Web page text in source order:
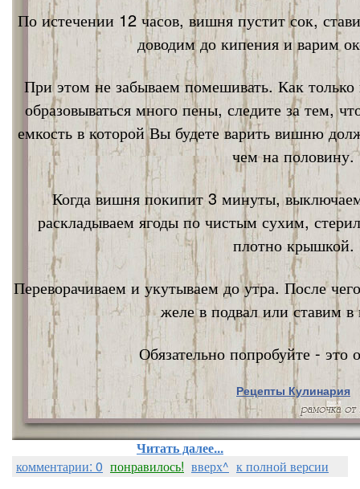
По истечении 12 часов, вишня пустит сок,
доводим до кипения и варим
При этом не забываем помешивать. Как
образовываться много пены, следите за тем,
емкость в которой Вы будете варить вишню
чем на половину.
Когда вишня покипит 3 минуты,
раскладываем ягоды по чистым сухим,
плотно крышкой.
Переворачиваем и укутываем до утра. После
желе в подвал или ставим в
Обязательно попробуйте - это
Рецепты Кулинария
Nata Vi
Читать далее...
комментарии: 0 понравилось! вверх^ к полной версии